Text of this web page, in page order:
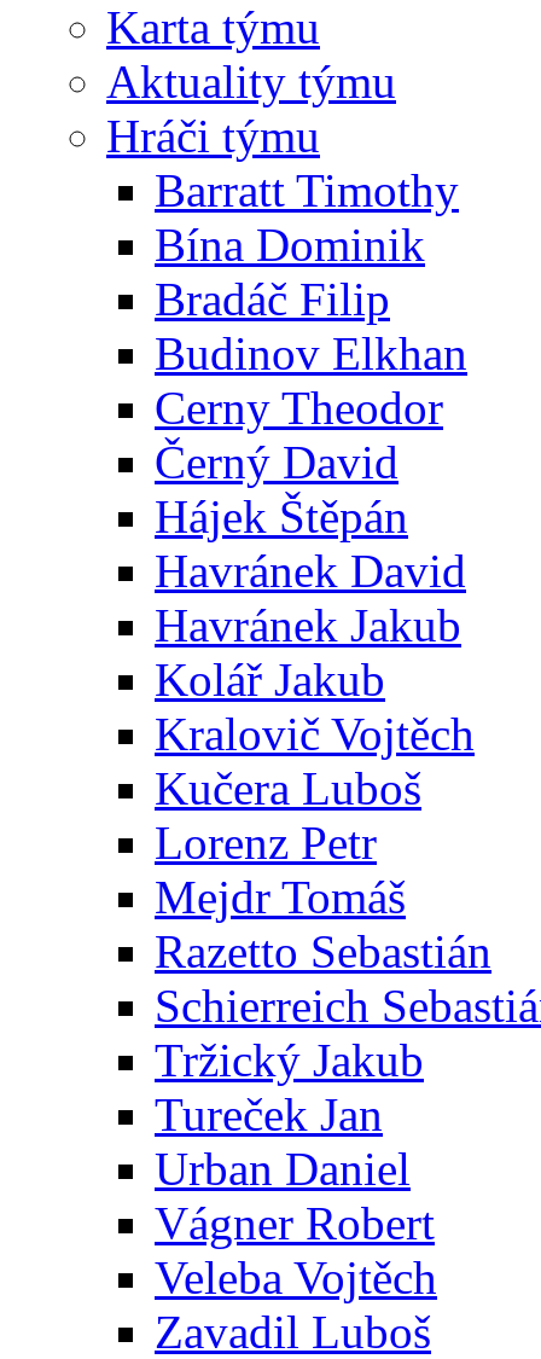
Karta týmu
Aktuality týmu
Hráči týmu
Barratt Timothy
Bína Dominik
Bradáč Filip
Budinov Elkhan
Cerny Theodor
Černý David
Hájek Štěpán
Havránek David
Havránek Jakub
Kolář Jakub
Kralovič Vojtěch
Kučera Luboš
Lorenz Petr
Mejdr Tomáš
Razetto Sebastián
Schierreich
Tržický Jakub
Tureček Jan
Urban Daniel
Vágner Robert
Veleba Vojtěch
Zavadil Luboš